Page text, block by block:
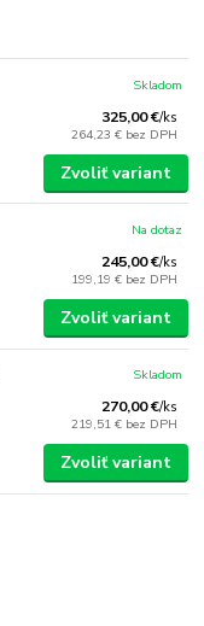
325,00 €/ks
264,23 € bez DPH
Skladom
Zvoliť variant
245,00 €/ks
199,19 € bez DPH
Na dotaz
Zvoliť variant
270,00 €/ks
219,51 € bez DPH
Skladom
Zvoliť variant